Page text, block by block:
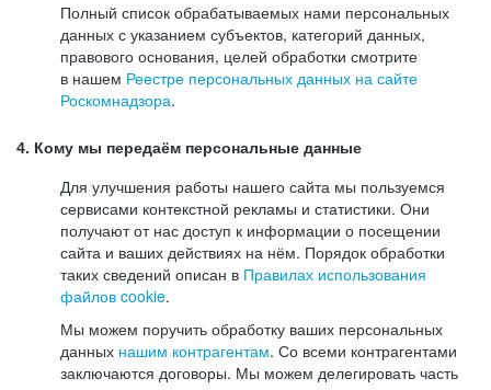
Полный список обрабатываемых нами персональных
данных с указанием субъектов, категорий данных,
правового основания, целей обработки смотрите
в нашем Реестре персональных данных на сайте
Роскомнадзора.
4. Кому мы передаём персональные данные
Для улучшения работы нашего сайта мы пользуемся
сервисами контекстной рекламы и статистики. Они
получают от нас доступ к информации о посещении
сайта и ваших действиях на нём. Порядок обработки
таких сведений описан в Правилах использования
файлов cookie.
Мы можем поручить обработку ваших персональных
данных нашим контрагентам. Со всеми контрагентами
заключаются договоры. Мы можем делегировать часть